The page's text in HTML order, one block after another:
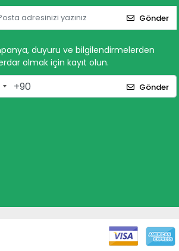
Gönder
duyuru ve bilgilendirmelerden
olmak için kayıt olun.
Gönder